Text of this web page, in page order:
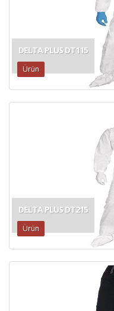
DELTA PLUS DT115
Ürün
DELTA PLUS DT215
Ürün